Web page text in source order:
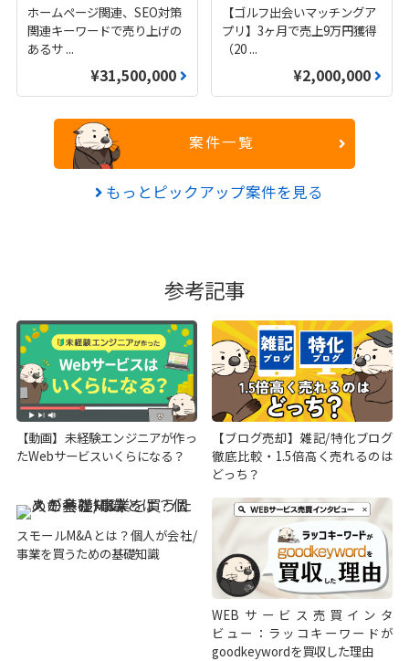
ホームページ関連、SEO対策
関連キーワードで売り上げの
あるサ ...
¥31,500,000
【ゴルフ出会いマッチングア
プリ】3ヶ月で売上9万円獲得
（20 ...
¥2,000,000
案件一覧
もっとピックアップ案件を見る
参考記事
【動画】未経験エンジニアが作っ
たWebサービスいくらになる？
【ブログ売却】雑記/特化ブログ
徹底比較・1.5倍高く売れるのは
どっち？
スモールM&Aとは？個人が会社/
事業を買うための基礎知識
WEBサービス売買インタ
ビュー：ラッコキーワードが
goodkeywordを買収した理由